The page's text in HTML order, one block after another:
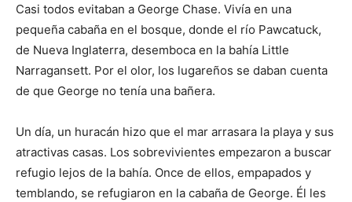
Casi todos evitaban a George Chase. Vivía en una
pequeña cabaña en el bosque, donde el río Pawcatuck,
de Nueva Inglaterra, desemboca en la bahía Little
Narragansett. Por el olor, los lugareños se daban cuenta
de que George no tenía una bañera.
Un día, un huracán hizo que el mar arrasara la playa y sus
atractivas casas. Los sobrevivientes empezaron a buscar
refugio lejos de la bahía. Once de ellos, empapados y
temblando, se refugiaron en la cabaña de George. Él les